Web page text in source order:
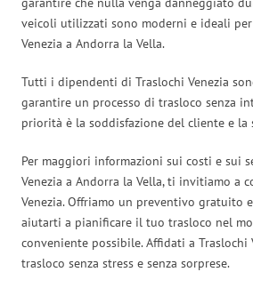
veicoli utilizzati sono moderni e ideali
Venezia a Andorra la Vella.
Tutti i dipendenti di Traslochi Venezia
garantire un processo di trasloco senza
priorità è la soddisfazione del cliente e la
Per maggiori informazioni sui costi e sui
Venezia a Andorra la Vella, ti invitiamo a
Venezia. Offriamo un preventivo gratuito
aiutarti a pianificare il tuo trasloco nel
conveniente possibile. Affidati a Traslochi
trasloco senza stress e senza sorprese.